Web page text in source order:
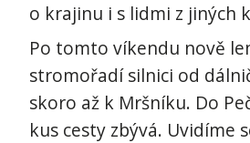
o krajinu i s lidmi z jiných
Po tomto víkendu nově
stromořadí silnici od
skoro až k Mršníku. Do
kus cesty zbývá. Uvidíme